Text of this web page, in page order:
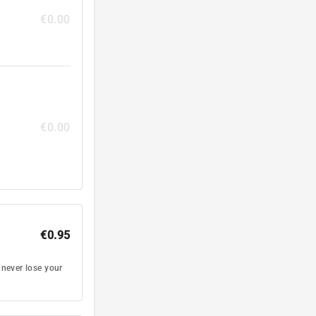
€0.00
€0.00
€0.95
lose your